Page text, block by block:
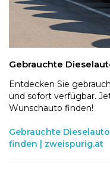
Gebrauchte
Entdecken Sie
und sofort verfügbar.
Wunschauto finden!
Gebrauchte
finden | zweispurig.at